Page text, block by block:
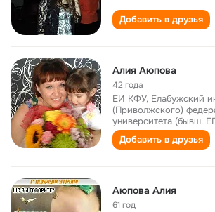
Добавить в друзья
Алия Аюпова
42 года
ЕИ КФУ, Елабужский
(Приволжского)
университета (бывш.
Добавить в друзья
Аюпова Алия
61 год